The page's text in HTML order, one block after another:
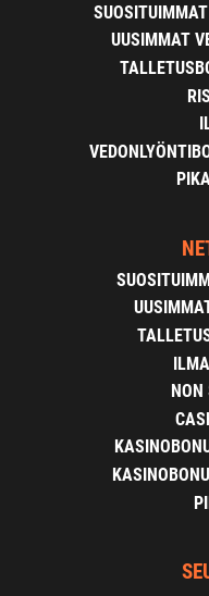
UUSIMMAT